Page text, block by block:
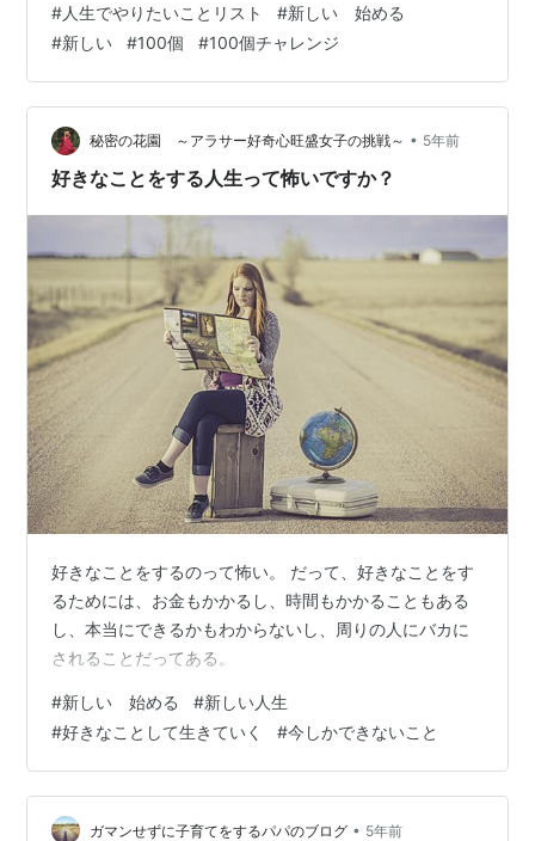
す！ 書くのに1週間以上かかったので、投稿するまでに達
成したこともあります。 1.一人旅してみたい〇 2.整体に
行く 3.相席屋に行く〇 4.アイドルの握手会に行ってみた
い 5.西野七瀬に会ってみたい 6.将棋を指しに行きたい 7.
地元に里帰りしたい〇 →10年ぶりに帰った。昔の友達に
は会…
#人生でやりたいことリスト #新しい 始める
#新しい #100個 #100個チャレンジ
秘密の花園 ～アラサー好奇心旺盛女子の挑戦～ • 5年前
好きなことをする人生って怖いですか？
好きなことをするのって怖い。 だって、好きなことをす
るためには、お金もかかるし、時間もかかることもある
し、本当にできるかもわからないし、周りの人にバカに
されることだってある。
#新しい 始める #新しい人生
#好きなことして生きていく #今しかできないこと
ガマンせずに子育てをするパパのブログ • 5年前